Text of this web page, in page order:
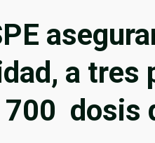
a tres
700 dosis